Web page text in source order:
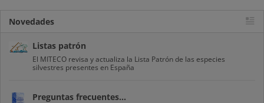
Novedades
Listas patrón
El MITECO revisa y actualiza la Lista Patrón de las especies
silvestres presentes en España
Preguntas frecuentes...